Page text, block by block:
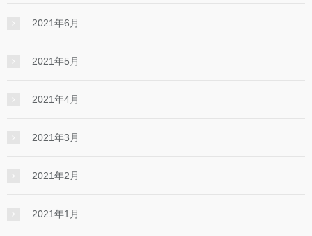
2021年6月
2021年5月
2021年4月
2021年3月
2021年2月
2021年1月